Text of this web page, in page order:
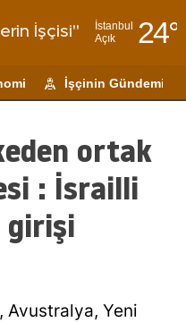
İşçisi"
İstanbul
Açık
24°
Adıyaman
Ağrı
Amasya
Artvin
İşçinin Gündemi
ortak
: İsrailli
girişi
Avustralya, Yeni